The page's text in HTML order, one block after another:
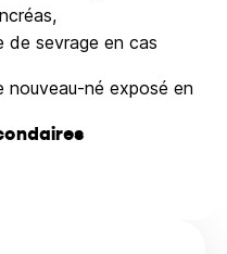
de sevrage en cas
nouveau-né exposé en